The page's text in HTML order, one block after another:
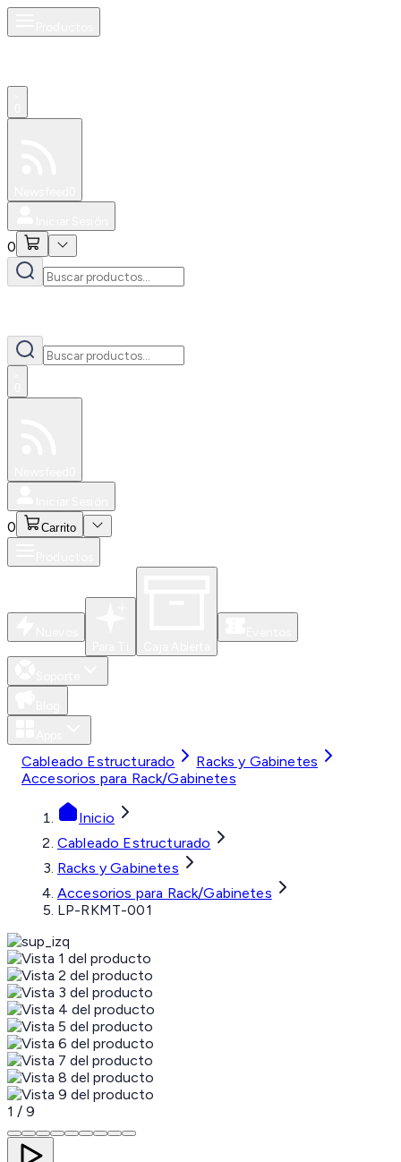
0
0 Carrito
Cableado Estructurado
Racks y Gabinetes
Accesorios para Rack/Gabinetes
Inicio
Cableado Estructurado
Racks y Gabinetes
Accesorios para Rack/Gabinetes
LP-RKMT-001
1 / 9